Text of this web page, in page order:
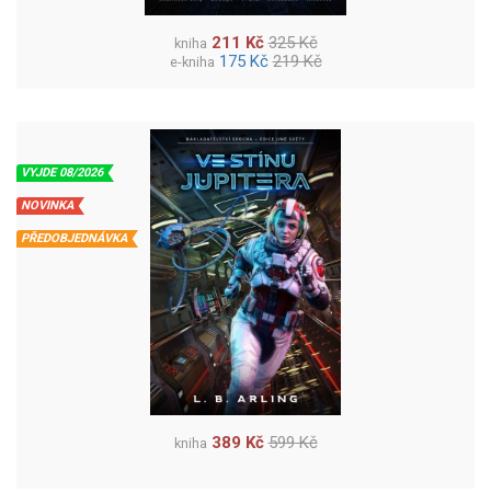
kniha 211 Kč 325 Kč
e-kniha 175 Kč 219 Kč
VYJDE 08/2026
NOVINKA
PŘEDOBJEDNÁVKA
kniha 389 Kč 599 Kč